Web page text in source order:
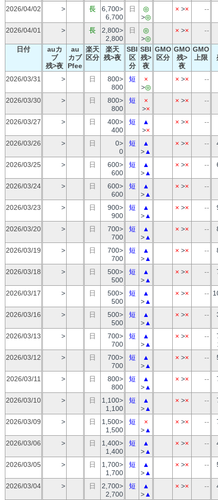
2026/04/02 > 長
6,700>
6,700
日
◎
>◎
× >× --
2026/04/01 > 長
2,800>
2,800
日
◎
>◎
× >× --
日付
auカ
ブ
残>夜
au
カブ
Pfee
楽天
区分
楽天
残>夜
SBI
区
分
SBI
残>
夜
GMO
区分
GMO
残>
夜
GMO
上限
2026/03/31 > 日
800>
800
短
×
>◎
× >× --
2026/03/30 > 日
800>
800
短
×
>×
× >× --
2026/03/27 > 日
400>
400
短
▲
>×
× >× --
2026/03/26 > 日
0>
0
短
▲
>▲
× >× --
2026/03/25 > 日
600>
600
短
▲
>▲
× >× --
2026/03/24 > 日
600>
600
短
▲
>▲
× >× --
2026/03/23 > 日
900>
900
短
▲
>▲
× >× --
2026/03/20 > 日
700>
700
短
▲
>▲
× >× --
2026/03/19 > 日
700>
700
短
▲
>▲
× >× --
2026/03/18 > 日
500>
500
短
▲
>▲
× >× --
2026/03/17 > 日
500>
500
短
▲
>▲
× >× --
2026/03/16 > 日
500>
500
短
▲
>▲
× >× --
2026/03/13 > 日
700>
700
短
▲
>▲
× >× --
2026/03/12
> 日
700>
700
短
▲
>▲
× >× --
2026/03/11 > 日
800>
800
短
▲
>▲
× >× --
2026/03/10 > 日
1,100>
1,100
短
▲
>▲
× >× --
2026/03/09 > 日
1,500>
1,500
短
×
>▲
× >× --
2026/03/06 > 日
1,400>
1,400
短
▲
>▲
× >× --
2026/03/05 > 日
1,700>
1,700
短
▲
>▲
× >× --
2026/03/04 > 日
2,700>
2,700
短
▲
>▲
× >× --